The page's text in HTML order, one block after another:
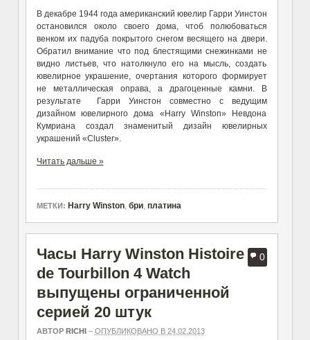
В декабре 1944 года американский ювелир Гарри Уинстон
остановился около своего дома, чтоб полюбоваться
венком их падуба покрытого снегом весящего на двери.
Обратил внимание что под блестящими снежинками не
видно листьев, что натолкнуло его на мысль, создать
ювелирное украшение, очертания которого формирует
не металлическая оправа, а драгоценные камни. В
результате Гарри Уинстон совместно с ведущим
дизайном ювелирного дома «Harry Winston» Невдона
Кумриана создал знаменитый дизайн ювелирных
украшений «Cluster».
Читать дальше »
МЕТКИ: Harry Winston, бри, платина
0
Часы Harry Winston Histoire
de Tourbillon 4 Watch
выпущены ограниченной
серией 20 штук
АВТОР RICHI– ОПУБЛИКОВАНО В 24.02.2013